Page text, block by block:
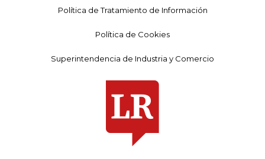
Política de Tratamiento de Información
Política de Cookies
Superintendencia de Industria y Comercio